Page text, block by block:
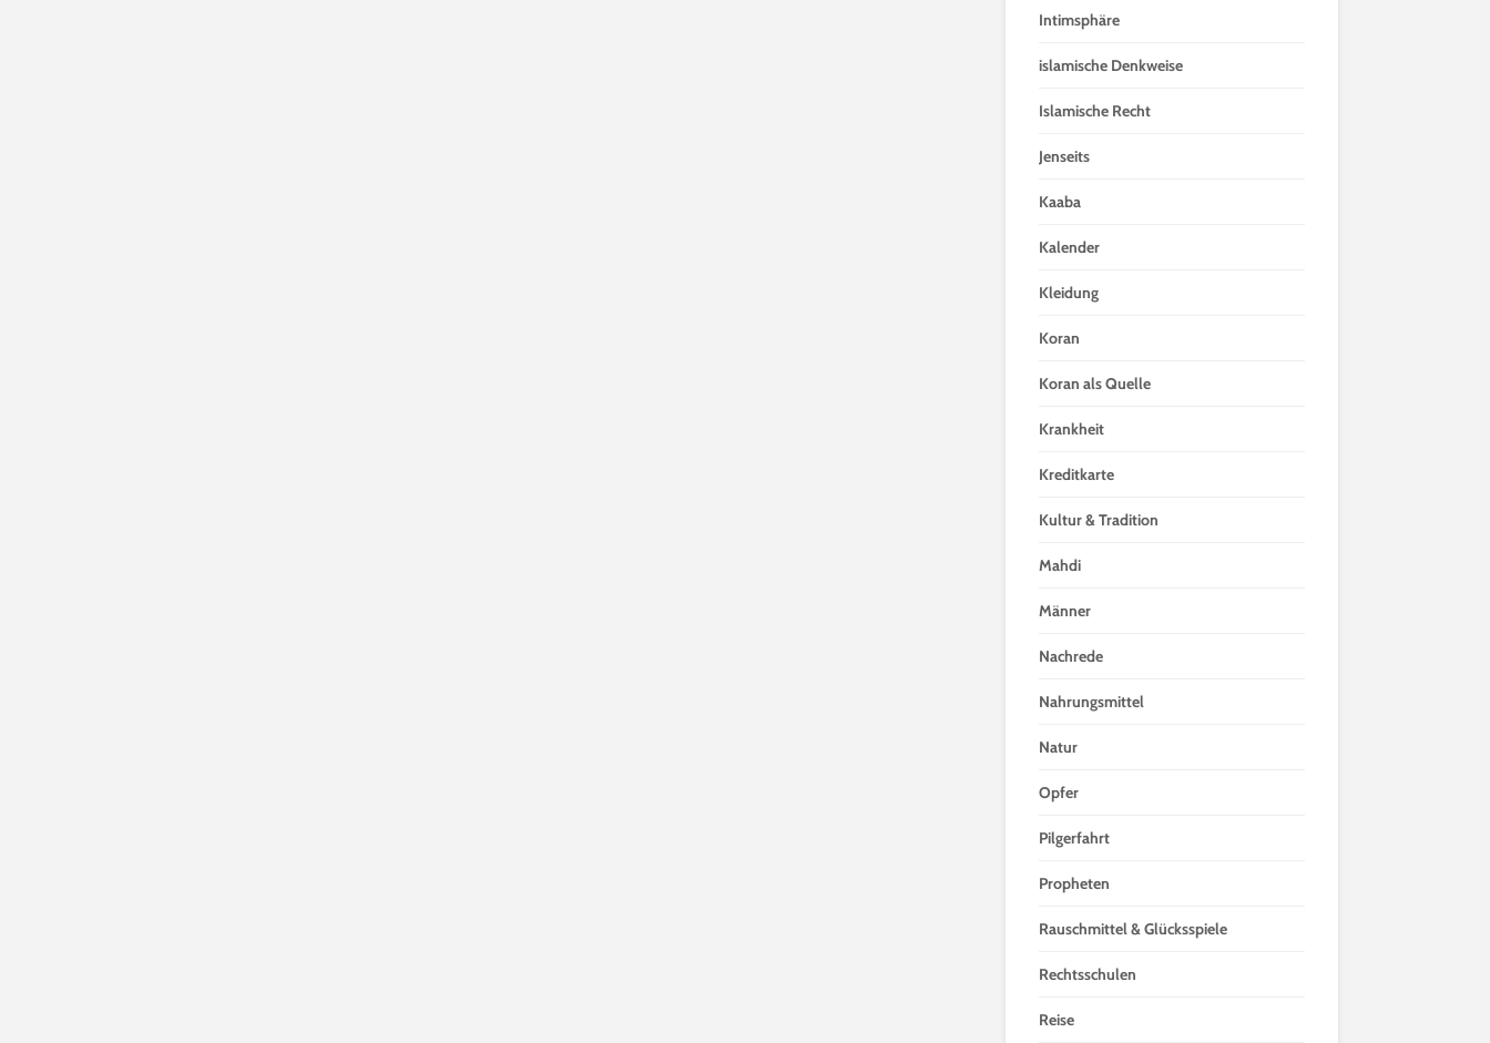
Intimsphäre
islamische Denkweise
Islamische Recht
Jenseits
Kaaba
Kalender
Kleidung
Koran
Koran als Quelle
Krankheit
Kreditkarte
Kultur & Tradition
Mahdi
Männer
Nachrede
Nahrungsmittel
Natur
Opfer
Pilgerfahrt
Propheten
Rauschmittel & Glücksspiele
Rechtsschulen
Reise